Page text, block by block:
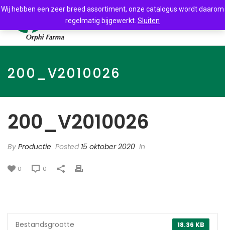
200_V2010026
200_V2010026
By Productie Posted 15 oktober 2020 In
0 0
18.36 KB
Bestandsgrootte
Wij hebben een zeer breed assortiment, onze catalogus wordt daarom
regelmatig bijgewerkt. Sluiten